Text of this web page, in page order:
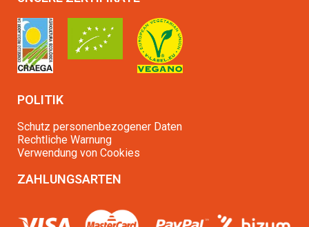
POLITIK
Schutz personenbezogener Daten
Rechtliche Warnung
Verwendung von Cookies
ZAHLUNGSARTEN